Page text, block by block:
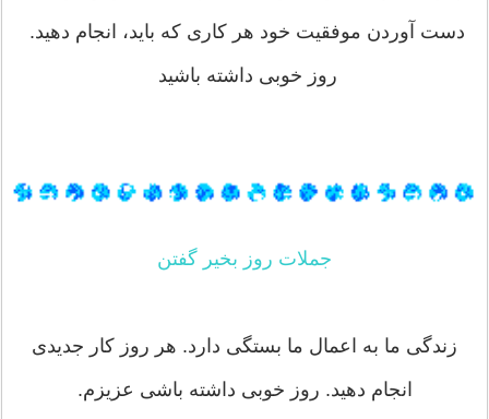
دست آوردن موفقیت خود هر کاری که باید، انجام دهید.
روز خوبی داشته باشید
جملات روز بخیر گفتن
زندگی ما به اعمال ما بستگی دارد. هر روز کار جدیدی
انجام دهید. روز خوبی داشته باشی عزیزم.